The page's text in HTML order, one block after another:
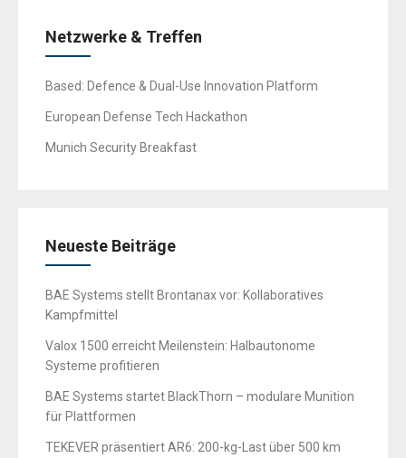
Netzwerke & Treffen
Based: Defence & Dual-Use Innovation Platform
European Defense Tech Hackathon
Munich Security Breakfast
Neueste Beiträge
BAE Systems stellt Brontanax vor: Kollaboratives
Kampfmittel
Valox 1500 erreicht Meilenstein: Halbautonome
Systeme profitieren
BAE Systems startet BlackThorn – modulare Munition
für Plattformen
TEKEVER präsentiert AR6: 200-kg-Last über 500 km